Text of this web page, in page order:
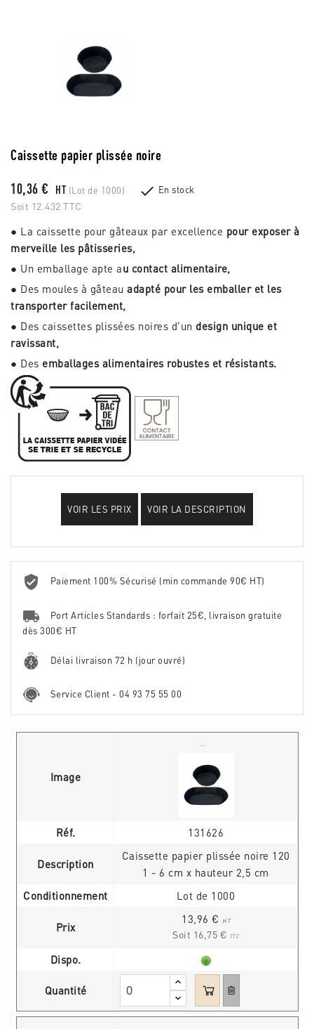
Caissette papier plissée noire
10,36 € HT (Lot de 1000)
Soit 12.432 TTC
 En stock
● La caissette pour gâteaux par excellence pour exposer à
merveille les pâtisseries,
● Un emballage apte au contact alimentaire,
● Des moules à gâteau adapté pour les emballer et les
transporter facilement,
● Des caissettes plissées noires d’un design unique et
ravissant,
● Des emballages alimentaires robustes et résistants.
VOIR LES PRIX VOIR LA DESCRIPTION
Paiement 100% Sécurisé (min commande 90€ HT)
Port Articles Standards : forfait 25€, livraison gratuite
dès 300€ HT
Délai livraison 72 h (jour ouvré)
Service Client - 04 93 75 55 00
Image
Réf. 131626
Description
Caissette papier plissée noire 120
1 - 6 cm x hauteur 2,5 cm
Conditionnement
Lot de 1000
Prix
13,96 € HT
Soit 16,75 € TTC
Dispo.
Quantité